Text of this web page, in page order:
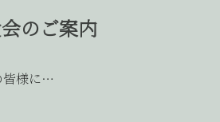
のご案内
皆様に…